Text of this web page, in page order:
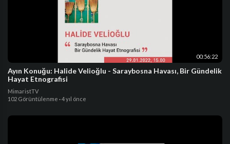
00:56:22
Ayın Konuğu: Halide Velioğlu - Saraybosna Havası, Bir Gündelik
Hayat Etnografisi
MimaristTV
102 Görüntülenme ·4 yıl önce